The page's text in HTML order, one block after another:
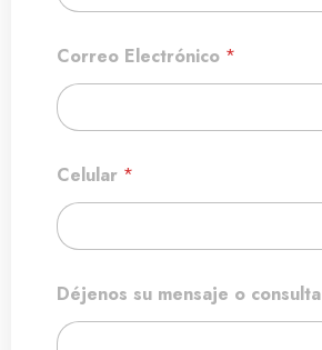
Correo Electrónico *
Celular *
Déjenos su mensaje o consulta